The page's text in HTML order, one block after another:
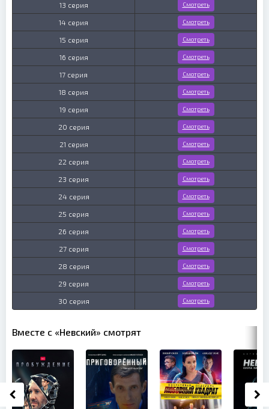
13 серия Смотреть
14 серия Смотреть
15 серия Смотреть
16 серия Смотреть
17 серия Смотреть
18 серия Смотреть
19 серия Смотреть
20 серия Смотреть
21 серия Смотреть
22 серия Смотреть
23 серия Смотреть
24 серия Смотреть
25 серия Смотреть
26 серия Смотреть
27 серия Смотреть
28 серия Смотреть
29 серия Смотреть
30 серия Смотреть
Вместе с «Невский» смотрят